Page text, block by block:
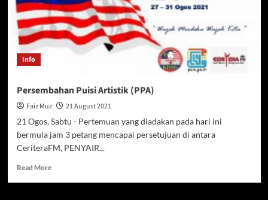
Info
Persembahan Puisi Artistik (PPA)
Faiz Muz
21 August 2021
21 Ogos, Sabtu - Pertemuan yang diadakan pada hari ini
bermula jam 3 petang mencapai persetujuan di antara
CeriteraFM, PENYAIR...
Read MoreRead